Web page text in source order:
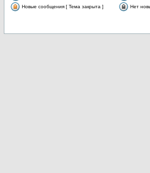
Новые сообщения [ Тема закрыта ]
Нет